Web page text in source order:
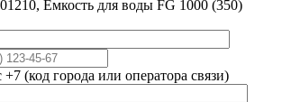
Емкость для воды FG 1000 (350)
(код города или оператора связи)